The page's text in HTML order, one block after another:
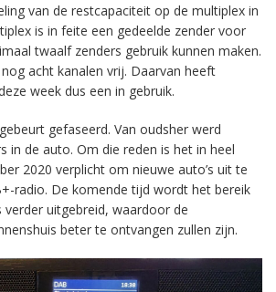
van de restcapaciteit op de multiplex in
is in feite een gedeelde zender voor
twaalf zenders gebruik kunnen maken.
acht kanalen vrij. Daarvan heeft
week dus een in gebruik.
gefaseerd. Van oudsher werd
in de auto. Om die reden is het in heel
2020 verplicht om nieuwe auto’s uit te
radio. De komende tijd wordt het bereik
verder uitgebreid, waardoor de
beter te ontvangen zullen zijn.